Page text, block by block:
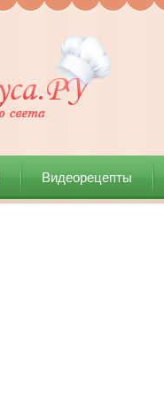
Видеорецепты